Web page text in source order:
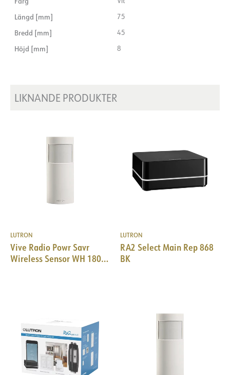
Längd [mm] 75
Bredd [mm] 45
Höjd [mm] 8
LIKNANDE PRODUKTER
LUTRON
Vive Radio Powr Savr
Wireless Sensor WH 180°
LUTRON
RA2 Select Main Rep 868
BK